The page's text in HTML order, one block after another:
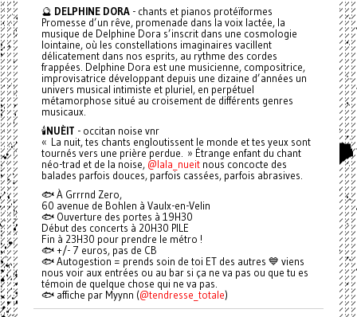
🔮 DELPHINE DORA- chants et pianos protéïformes
Promesse d’un rêve, promenade dans la voix lactée, la
musique de Delphine Dora s’inscrit dans une cosmologie
lointaine, où les constellations imaginaires vacillent
délicatement dans nos esprits, au rythme des cordes
frappées. Delphine Dora est une musicienne, compositrice,
improvisatrice développant depuis une dizaine d’années un
univers musical intimiste et pluriel, en perpétuel
métamorphose situé au croisement de différents genres
musicaux.
🕯️NUÈIT - occitan noise vnr
« La nuit, tes chants engloutissent le monde et tes yeux sont
tournés vers une prière perdue. » Étrange enfant du chant
néo-trad et de la noise, @lala_nueitnous concocte des
balades parfois douces, parfois cassées, parfois abrasives.
🐟 À Grrrnd Zero,
60 avenue de Bohlen à Vaulx-en-Velin
🐟 Ouverture des portes à 19H30
Début des concerts à 20H30 PILE
Fin à 23H30 pour prendre le métro !
🐟 +/- 7 euros, pas de CB
🐟 Autogestion = prends soin de toi ET des autres 💙 viens
nous voir aux entrées ou au bar si ça ne va pas ou que tu es
témoin de quelque chose qui ne va pas.
🐟 affiche par Myynn (@tendresse_totale)